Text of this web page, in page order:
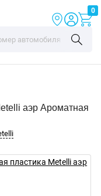
0
аэр Ароматная